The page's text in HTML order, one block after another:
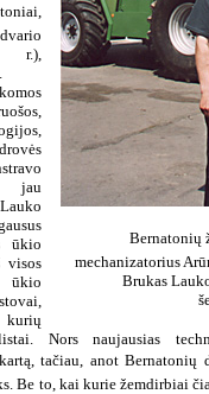
mechanizatorius
Brukas
r.),
jau
ūkio
visos
Nors naujausias
tačiau, anot
Be to, kai kurie žemdirbiai